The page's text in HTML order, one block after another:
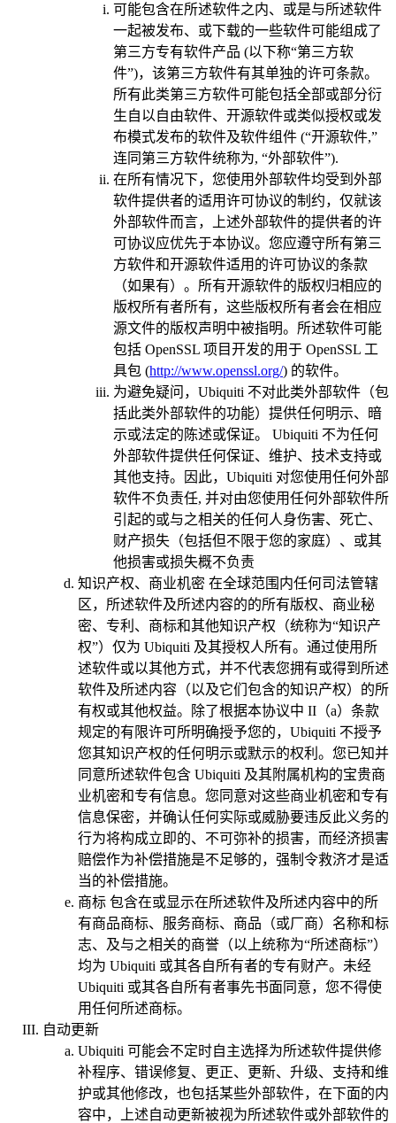
可能包含在所述软件之内、或是与所述软件
一起被发布、或下载的一些软件可能组成了
第三方专有软件产品 (以下称“第三方软
件”)，该第三方软件有其单独的许可条款。
所有此类第三方软件可能包括全部或部分衍
生自以自由软件、开源软件或类似授权或发
布模式发布的软件及软件组件 (“开源软件,”
连同第三方软件统称为, “外部软件”).
在所有情况下，您使用外部软件均受到外部
软件提供者的适用许可协议的制约，仅就该
外部软件而言，上述外部软件的提供者的许
可协议应优先于本协议。您应遵守所有第三
方软件和开源软件适用的许可协议的条款
（如果有）。所有开源软件的版权归相应的
版权所有者所有，这些版权所有者会在相应
源文件的版权声明中被指明。所述软件可能
包括 OpenSSL 项目开发的用于 OpenSSL 工
具包 (http://www.openssl.org/) 的软件。
为避免疑问，Ubiquiti 不对此类外部软件（包
括此类外部软件的功能）提供任何明示、暗
示或法定的陈述或保证。 Ubiquiti 不为任何
外部软件提供任何保证、维护、技术支持或
其他支持。因此，Ubiquiti 对您使用任何外部
软件不负责任, 并对由您使用任何外部软件所
引起的或与之相关的任何人身伤害、死亡、
财产损失（包括但不限于您的家庭）、或其
他损害或损失概不负责
知识产权、商业机密 在全球范围内任何司法管辖
区，所述软件及所述内容的的所有版权、商业秘
密、专利、商标和其他知识产权（统称为“知识产
权”）仅为 Ubiquiti 及其授权人所有。通过使用所
述软件或以其他方式，并不代表您拥有或得到所述
软件及所述内容（以及它们包含的知识产权）的所
有权或其他权益。除了根据本协议中 II（a）条款
规定的有限许可所明确授予您的，Ubiquiti 不授予
您其知识产权的任何明示或默示的权利。您已知并
同意所述软件包含 Ubiquiti 及其附属机构的宝贵商
业机密和专有信息。您同意对这些商业机密和专有
信息保密，并确认任何实际或威胁要违反此义务的
行为将构成立即的、不可弥补的损害，而经济损害
赔偿作为补偿措施是不足够的，强制令救济才是适
当的补偿措施。
商标 包含在或显示在所述软件及所述内容中的所
有商品商标、服务商标、商品（或厂商）名称和标
志、及与之相关的商誉（以上统称为“所述商标”）
均为 Ubiquiti 或其各自所有者的专有财产。未经
Ubiquiti 或其各自所有者事先书面同意，您不得使
用任何所述商标。
自动更新
Ubiquiti 可能会不定时自主选择为所述软件提供修
补程序、错误修复、更正、更新、升级、支持和维
护或其他修改，也包括某些外部软件，在下面的内
容中，上述自动更新被视为所述软件或外部软件的